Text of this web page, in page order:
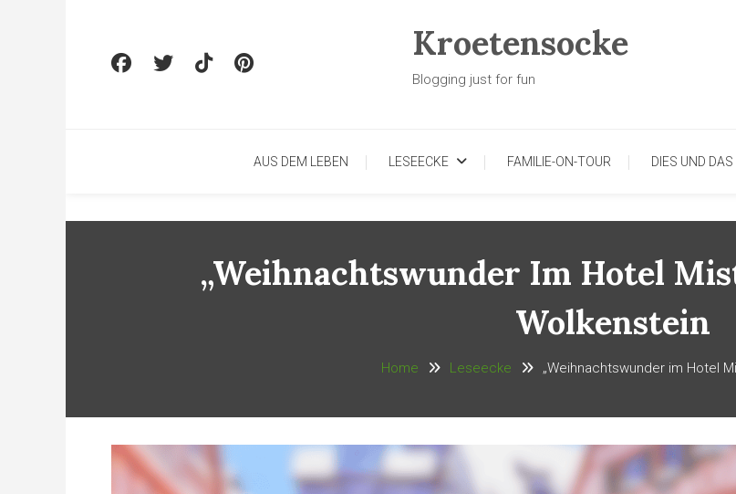
Kroetensocke
Blogging just for fun
AUS DEM LEBEN LESEECKE FAMILIE-ON-TOUR DIES UND DAS
„Weihnachtswunder Im Hotel
Wolkenstein
Home Leseecke „Weihnachtswunder im Hotel